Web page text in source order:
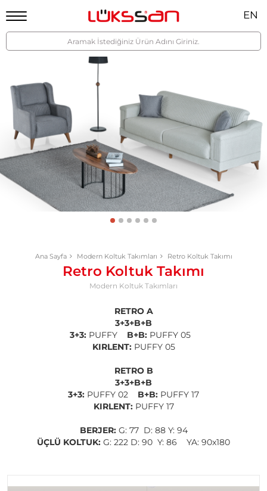
EN
Ana Sayfa Modern Koltuk Takımları Retro Koltuk Takımı
Retro Koltuk Takımı
Modern Koltuk Takımları
RETRO A
3+3+B+B
3+3:PUFFY B+B:PUFFY 05
KIRLENT:PUFFY 05
RETRO B
3+3+B+B
3+3: PUFFY 02 B+B: PUFFY 17
KIRLENT:PUFFY 17
BERJER:G: 77 D: 88 Y: 94
ÜÇLÜ KOLTUK: G: 222 D: 90 Y: 86 YA: 90x180